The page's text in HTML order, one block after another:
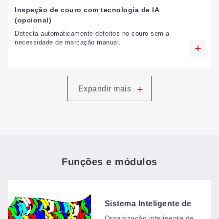
Inspeção de couro com tecnologia de IA
(opcional)
Detecta automaticamente defeitos no couro sem a
necessidade de marcação manual.
Expandir mais +
Funções e módulos
Sistema Inteligente de
Agrupamento de